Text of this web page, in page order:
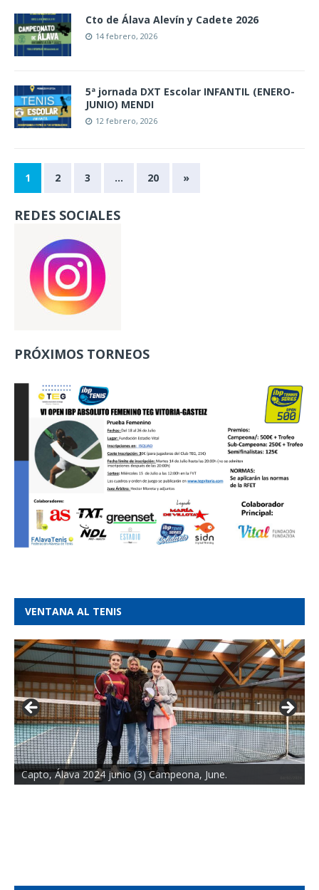
Cto de Álava Alevín y Cadete 2026
14 febrero, 2026
5ª jornada DXT Escolar INFANTIL (ENERO-
JUNIO) MENDI
12 febrero, 2026
1 2 3 … 20 »
REDES SOCIALES
PRÓXIMOS TORNEOS
VENTANA AL TENIS
Capto, Álava 2024 junio (3) Campeona, June.